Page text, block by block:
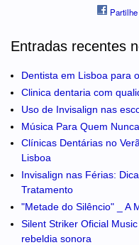
Entradas recentes
Dentista em Lisboa para
Clinica dentaria com
Uso de Invisalign nas
Música Para Quem
Clínicas Dentárias no
Lisboa
Invisalign nas Férias:
Tratamento
"Metade do Silêncio" _ A
Silent Striker Oficial
rebeldia sonora